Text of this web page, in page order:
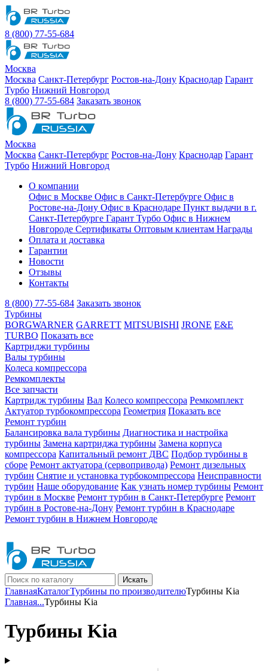
8 (800) 77-55-684
Москва
Москва Санкт-Петербург Ростов-на-Дону Краснодар Гарант
Турбо Нижний Новгород
8 (800) 77-55-684 Заказать звонок
Москва
Москва Санкт-Петербург Ростов-на-Дону Краснодар Гарант
Турбо Нижний Новгород
О компании
Офис в Москве Офис в Санкт-Петербурге Офис в
Ростове-на-Дону Офис в Краснодаре Пункт выдачи в г.
Санкт-Петербурге Гарант Турбо Офис в Нижнем
Новгороде Сертификаты Оптовым клиентам Награды
Оплата и доставка
Гарантии
Новости
Отзывы
Контакты
8 (800) 77-55-684 Заказать звонок
Турбины
BORGWARNER GARRETT MITSUBISHI JRONE E&E
TURBO Показать все
Картриджи турбины
Валы турбины
Колеса компрессора
Ремкомплекты
Все запчасти
Картридж турбины Вал Колесо компрессора Ремкомплект
Актуатор турбокомпрессора Геометрия Показать все
Ремонт турбин
Балансировка вала турбины Диагностика и настройка
турбины Замена картриджа турбины Замена корпуса
компрессора Капитальный ремонт ДВС Подбор турбины в
сборе Ремонт актуатора (сервопривода) Ремонт дизельных
турбин Снятие и установка турбокомпрессора Неисправности
турбин Наше оборудование Как узнать номер турбины Ремонт
турбин в Москве Ремонт турбин в Санкт-Петербурге Ремонт
турбин в Ростове-на-Дону Ремонт турбин в Краснодаре
Ремонт турбин в Нижнем Новгороде
Искать
ГлавнаяКаталогТурбины по производителюТурбины Kia
Главная...Турбины Kia
Турбины Kia